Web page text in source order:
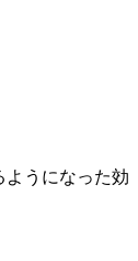
うになった効